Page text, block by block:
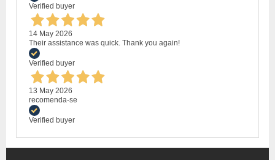
Verified buyer
14 May 2026
Their assistance was quick. Thank you again!
Verified buyer
13 May 2026
recomenda-se
Verified buyer